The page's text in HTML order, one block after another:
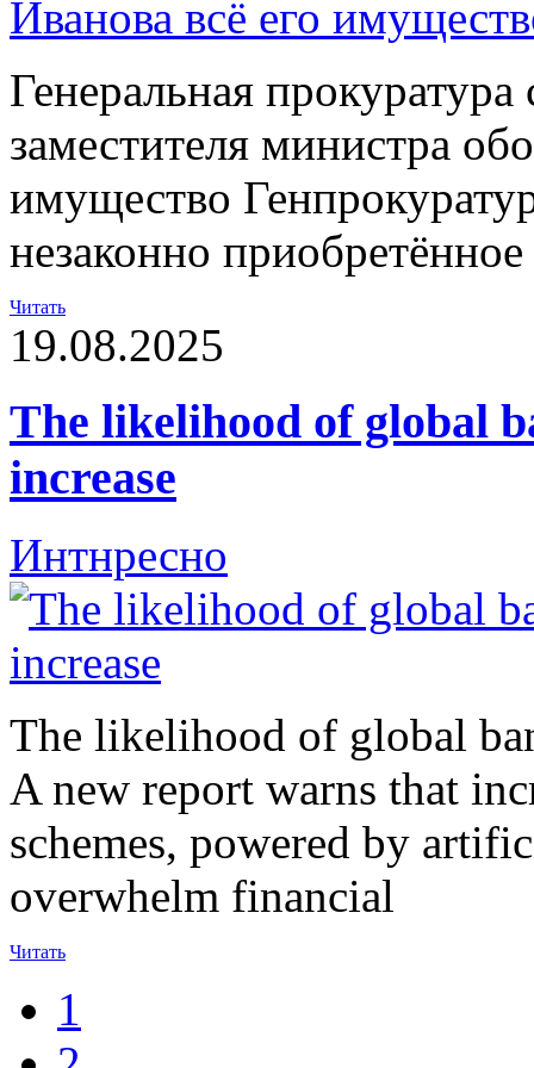
Генеральная
заместителя министра
имущество
незаконно
Читать
19.08.2025
The likelihood of global
increase
Интнресно
The likelihood of global
A new report warns that
schemes, powered by
overwhelm financial
Читать
1